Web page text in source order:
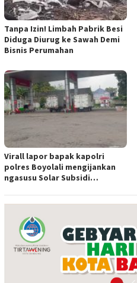
Tanpa Izin! Limbah Pabrik Besi
Diduga Diurug ke Sawah Demi
Bisnis Perumahan
Virall lapor bapak kapolri
polres Boyolali mengijankan
ngasusu Solar Subsidi
polres Boyolali tutup mata